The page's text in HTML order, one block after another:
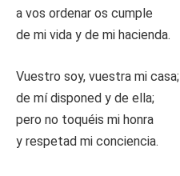
a vos ordenar os cumple
de mi vida y de mi hacienda.
Vuestro soy, vuestra mi casa;
de mí disponed y de ella;
pero no toquéis mi honra
y respetad mi conciencia.